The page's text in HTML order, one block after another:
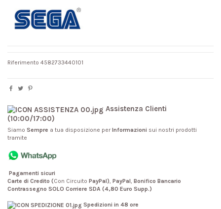
Riferimento 4582733440101
Assistenza Clienti
(10:00/17:00)
Siamo Sempre a tua disposizione perInformazioni sui nostri prodotti
tramite
Pagamenti sicuri
Carte di Credito (Con Circuito PayPal), PayPal, Bonifico Bancario
Contrassegno SOLO Corriere SDA (4,80 Euro Supp.)
Spedizioni in 48 ore